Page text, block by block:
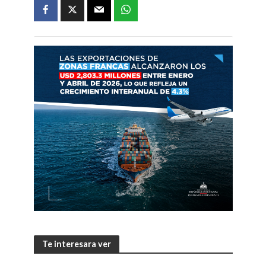
Te interesara ver